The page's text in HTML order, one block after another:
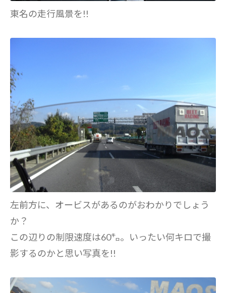
東名の走行風景を!!
左前方に、オービスがあるのがおわかりでしょう
か？
この辺りの制限速度は60㌔。いったい何キロで撮
影するのかと思い写真を!!